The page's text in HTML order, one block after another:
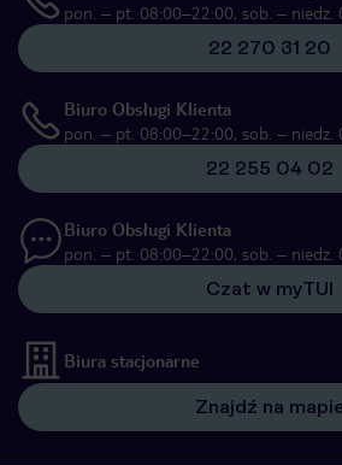
pon. – pt. 08:00–22:00, sob. – niedz.
22 270 31 20
Biuro Obsługi Klienta
pon. – pt. 08:00–22:00, sob. – niedz.
22 255 04 02
Biuro Obsługi Klienta
pon. – pt. 08:00–22:00, sob. – niedz.
Czat w myTUI
Biura stacjonarne
Znajdź na